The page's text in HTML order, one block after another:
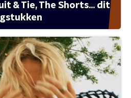
& Tie, The Shorts... dit